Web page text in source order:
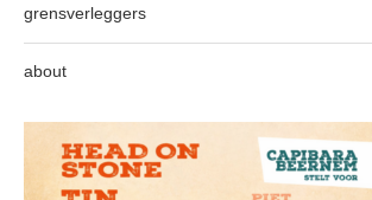
grensverleggers
about